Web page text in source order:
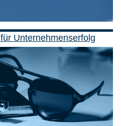
Unternehmenserfolg